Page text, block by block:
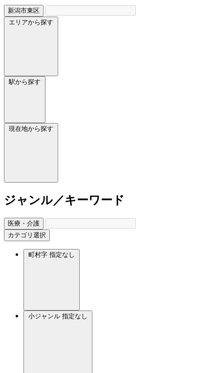
新潟市東区
エリアから探す
駅から探す
現在地から探す
ジャンル／キーワード
医療・介護
カテゴリ選択
町村字 指定なし
小ジャンル 指定なし